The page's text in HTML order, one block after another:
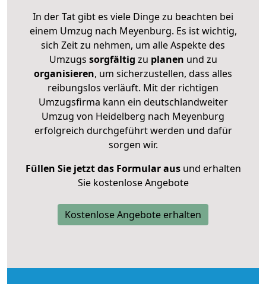
In der Tat gibt es viele Dinge zu beachten bei
einem Umzug nach Meyenburg. Es ist wichtig,
sich Zeit zu nehmen, um alle Aspekte des
Umzugs sorgfältig zu planen und zu
organisieren, um sicherzustellen, dass alles
reibungslos verläuft. Mit der richtigen
Umzugsfirma kann ein deutschlandweiter
Umzug von Heidelberg nach Meyenburg
erfolgreich durchgeführt werden und dafür
sorgen wir.
Füllen Sie jetzt das Formular ausund erhalten
Sie kostenlose Angebote
Kostenlose Angebote erhalten